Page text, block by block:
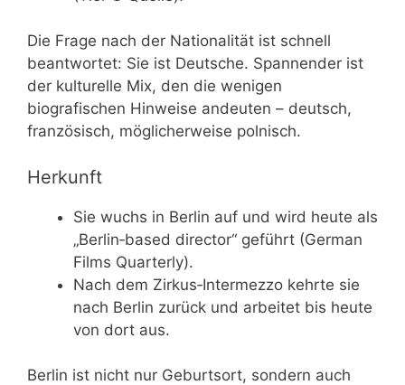
Die Frage nach der Nationalität ist schnell
beantwortet: Sie ist Deutsche. Spannender ist
der kulturelle Mix, den die wenigen
biografischen Hinweise andeuten – deutsch,
französisch, möglicherweise polnisch.
Herkunft
Sie wuchs in Berlin auf und wird heute als
„Berlin‑based director“ geführt (German
Films Quarterly).
Nach dem Zirkus‑Intermezzo kehrte sie
nach Berlin zurück und arbeitet bis heute
von dort aus.
Berlin ist nicht nur Geburtsort, sondern auch